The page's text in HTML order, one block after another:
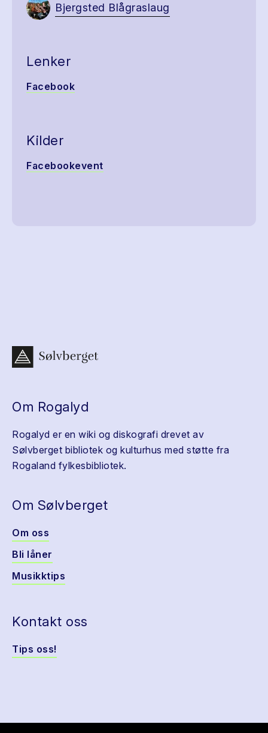
Bjergsted Blågraslaug
Lenker
Facebook
Kilder
Facebookevent
Om Rogalyd
Rogalyd er en wiki og diskografi drevet av
Sølvberget bibliotek og kulturhus med støtte fra
Rogaland fylkesbibliotek.
Om Sølvberget
Om oss
Bli låner
Musikktips
Kontakt oss
Tips oss!